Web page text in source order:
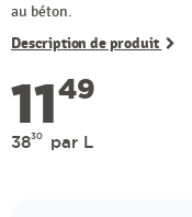
au béton.
Description de produit
1149
3830 par L